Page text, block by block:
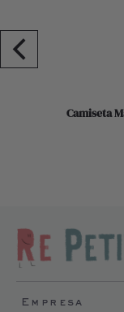
Camiseta
Empresa